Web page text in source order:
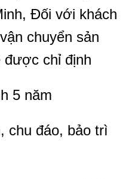
Đối với khách
chuyển sản
được chỉ định
5 năm
chu đáo, bảo trì